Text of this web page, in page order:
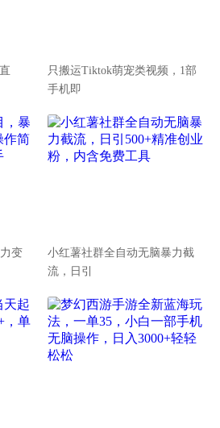
只搬运Tiktok萌宠类视频，1部
手机即
变
小红薯社群全自动无脑暴力截
流，日引